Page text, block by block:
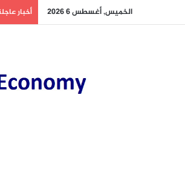
الخميس, أغسطس 6 2026 أخبار